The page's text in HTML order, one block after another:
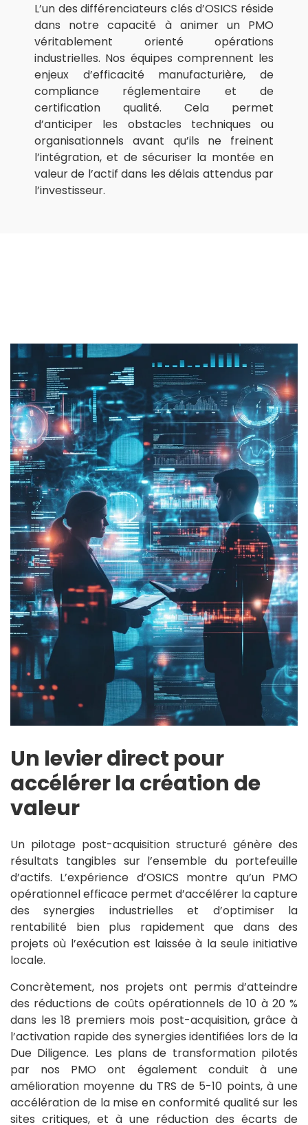
L’un des différenciateurs clés d’OSICS réside
dans notre capacité à animer un PMO
véritablement orienté opérations
industrielles. Nos équipes comprennent les
enjeux d’efficacité manufacturière, de
compliance réglementaire et de
certification qualité. Cela permet
d’anticiper les obstacles techniques ou
organisationnels avant qu’ils ne freinent
l’intégration, et de sécuriser la montée en
valeur de l’actif dans les délais attendus par
l’investisseur.
Un levier direct pour
accélérer la création de
valeur
Un pilotage post-acquisition structuré génère des
résultats tangibles sur l’ensemble du portefeuille
d’actifs. L’expérience d’OSICS montre qu’un PMO
opérationnel efficace permet d’accélérer la capture
des synergies industrielles et d’optimiser la
rentabilité bien plus rapidement que dans des
projets où l’exécution est laissée à la seule initiative
locale.
Concrètement, nos projets ont permis d’atteindre
des réductions de coûts opérationnels de 10 à 20 %
dans les 18 premiers mois post-acquisition, grâce à
l’activation rapide des synergies identifiées lors de la
Due Diligence. Les plans de transformation pilotés
par nos PMO ont également conduit à une
amélioration moyenne du TRS de 5-10 points, à une
accélération de la mise en conformité qualité sur les
sites critiques, et à une réduction des écarts de